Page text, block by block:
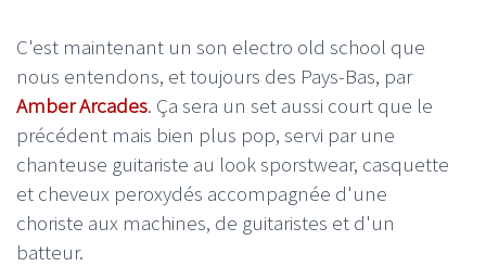
C'est maintenant un son electro old school que
nous entendons, et toujours des Pays-Bas, par
Amber Arcades. Ça sera un set aussi court que le
précédent mais bien plus pop, servi par une
chanteuse guitariste au look sporstwear, casquette
et cheveux peroxydés accompagnée d'une
choriste aux machines, de guitaristes et d'un
batteur.